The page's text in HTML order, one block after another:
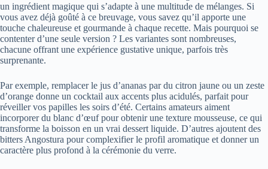
un ingrédient magique qui s’adapte à une multitude de mélanges. Si
vous avez déjà goûté à ce breuvage, vous savez qu’il apporte une
touche chaleureuse et gourmande à chaque recette. Mais pourquoi se
contenter d’une seule version ? Les variantes sont nombreuses,
chacune offrant une expérience gustative unique, parfois très
surprenante.
Par exemple, remplacer le jus d’ananas par du citron jaune ou un zeste
d’orange donne un cocktail aux accents plus acidulés, parfait pour
réveiller vos papilles les soirs d’été. Certains amateurs aiment
incorporer du blanc d’œuf pour obtenir une texture mousseuse, ce qui
transforme la boisson en un vrai dessert liquide. D’autres ajoutent des
bitters Angostura pour complexifier le profil aromatique et donner un
caractère plus profond à la cérémonie du verre.